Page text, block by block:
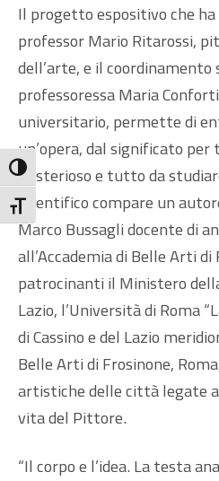
Attiva/disattiva alto contrasto
Attiva/disattiva dimensione testo
Il progetto espositivo che
professor Mario Ritarossi,
dell’arte, e il
professoressa Maria
universitario, permette di
un’opera, dal significato
misterioso e tutto da
scientifico compare un
Marco Bussagli docente di
all’Accademia di Belle Arti
patrocinanti il Ministero
Lazio, l’Università di Roma
di Cassino e del Lazio
Belle Arti di Frosinone,
artistiche delle città legate
vita del Pittore.
“Il corpo e l’idea. La testa